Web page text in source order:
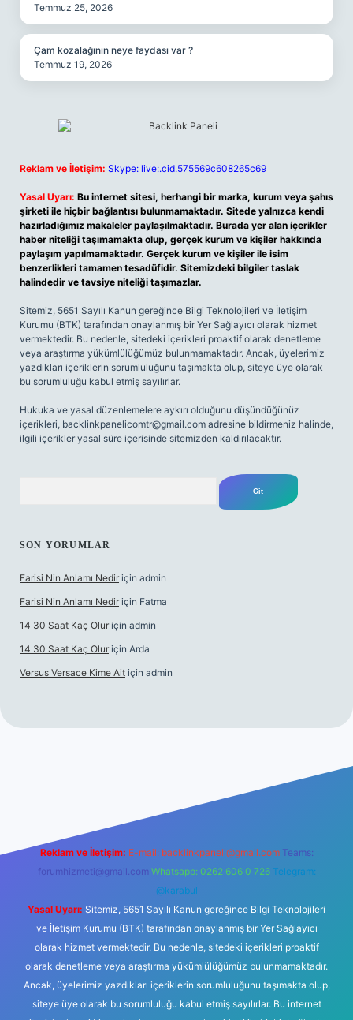
Temmuz 25, 2026
Çam kozalağının neye faydası var ?
Temmuz 19, 2026
Reklam ve İletişim: Skype: live:.cid.575569c608265c69
Yasal Uyarı: Bu internet sitesi, herhangi bir marka, kurum veya şahıs
şirketi ile hiçbir bağlantısı bulunmamaktadır. Sitede yalnızca kendi
hazırladığımız makaleler paylaşılmaktadır. Burada yer alan içerikler
haber niteliği taşımamakta olup, gerçek kurum ve kişiler hakkında
paylaşım yapılmamaktadır. Gerçek kurum ve kişiler ile isim
benzerlikleri tamamen tesadüfidir. Sitemizdeki bilgiler taslak
halindedir ve tavsiye niteliği taşımazlar.
Sitemiz, 5651 Sayılı Kanun gereğince Bilgi Teknolojileri ve İletişim
Kurumu (BTK) tarafından onaylanmış bir Yer Sağlayıcı olarak hizmet
vermektedir. Bu nedenle, sitedeki içerikleri proaktif olarak denetleme
veya araştırma yükümlülüğümüz bulunmamaktadır. Ancak, üyelerimiz
yazdıkları içeriklerin sorumluluğunu taşımakta olup, siteye üye olarak
bu sorumluluğu kabul etmiş sayılırlar.
Hukuka ve yasal düzenlemelere aykırı olduğunu düşündüğünüz
içerikleri, backlinkpanelicomtr@gmail.com adresine bildirmeniz halinde,
ilgili içerikler yasal süre içerisinde sitemizden kaldırılacaktır.
SON YORUMLAR
Farisi Nin Anlamı Nedir için admin
Farisi Nin Anlamı Nedir için Fatma
14 30 Saat Kaç Olur için admin
14 30 Saat Kaç Olur için Arda
Versus Versace Kime Ait için admin
Reklam ve İletişim: E-mail: backlinkpaneli@gmail.com Teams:
forumhizmeti@gmail.com Whatsapp: 0262 606 0 726 Telegram:
@karabul
Yasal Uyarı: Sitemiz, 5651 Sayılı Kanun gereğince Bilgi Teknolojileri
ve İletişim Kurumu (BTK) tarafından onaylanmış bir Yer Sağlayıcı
olarak hizmet vermektedir. Bu nedenle, sitedeki içerikleri proaktif
olarak denetleme veya araştırma yükümlülüğümüz bulunmamaktadır.
Ancak, üyelerimiz yazdıkları içeriklerin sorumluluğunu taşımakta olup,
siteye üye olarak bu sorumluluğu kabul etmiş sayılırlar. Bu internet